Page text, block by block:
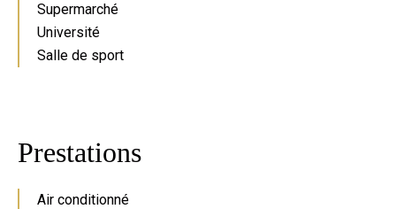
Supermarché
Université
Salle de sport
Prestations
Air conditionné